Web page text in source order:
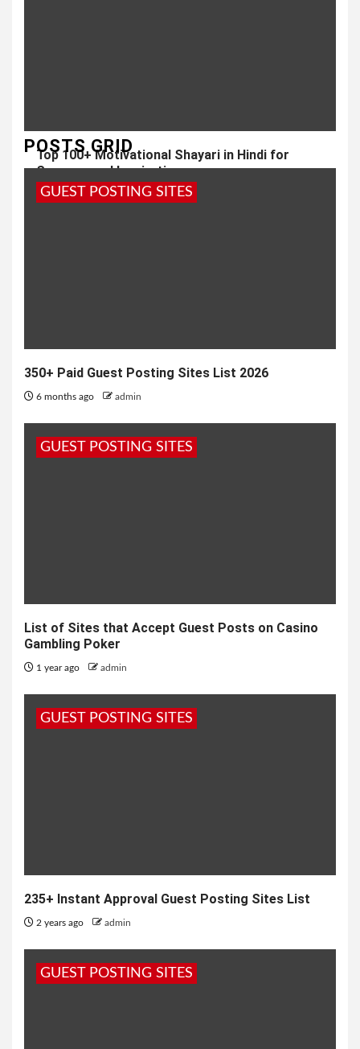
Top 100+ Motivational Shayari in Hindi for
Success and Inspiration
2 years ago admin
POSTS GRID
GUEST POSTING SITES
350+ Paid Guest Posting Sites List 2026
6 months ago admin
GUEST POSTING SITES
List of Sites that Accept Guest Posts on Casino
Gambling Poker
1 year ago admin
GUEST POSTING SITES
235+ Instant Approval Guest Posting Sites List
2 years ago admin
GUEST POSTING SITES